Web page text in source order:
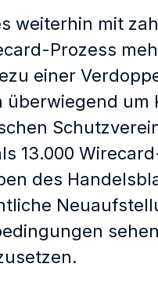
weiterhin mit
Prozess
einer
um
13.000
des